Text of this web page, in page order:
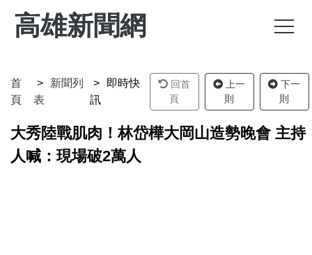
高雄新聞網
首
頁
新聞列
表
即時快
訊
回首
頁
上一
則
下一
則
大秀陸戰肌肉！林岱樺大岡山造勢晚會 主持
人喊：現場破2萬人